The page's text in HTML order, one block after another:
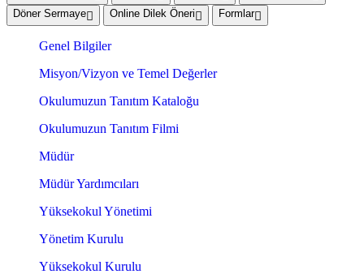
Döner Sermaye
Online Dilek Öneri Formlar
Genel Bilgiler
Misyon/Vizyon ve Temel Değerler
Okulumuzun Tanıtım Kataloğu
Okulumuzun Tanıtım Filmi
Müdür
Müdür Yardımcıları
Yüksekokul Yönetimi
Yönetim Kurulu
Yüksekokul Kurulu